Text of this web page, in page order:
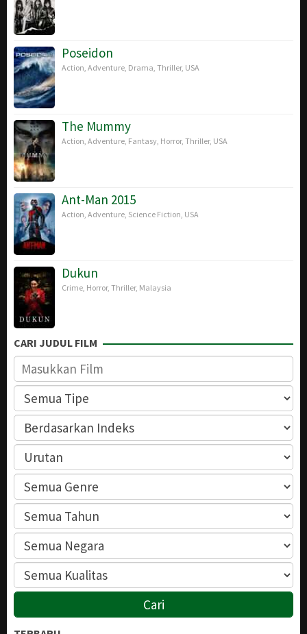
Poseidon
Action Adventure Drama Thriller, USA
The Mummy
Action Adventure Fantasy Horror, Thriller, USA
Ant-Man 2015
Action Adventure Science Fiction USA
Dukun
Crime Horror, Thriller, Malaysia
CARI JUDUL FILM